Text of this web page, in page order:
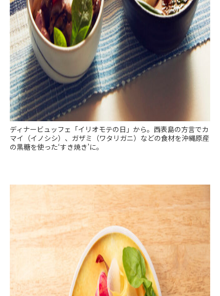
ディナービュッフェ「イリオモテの日」から。西表島の方言でカ
マイ（イノシシ）、ガザミ（ワタリガニ）などの食材を沖縄原産
の黒糖を使った‘すき焼き’に。